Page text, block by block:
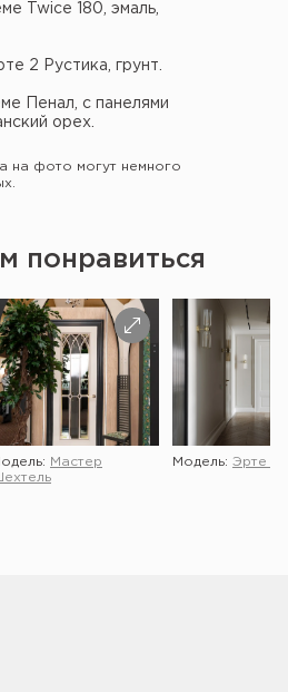
Twice 180, эмаль,
2 Рустика, грунт.
Пенал, с панелями
орех.
на фото могут немного
понравиться
Мастер
Модель: Эрте 2